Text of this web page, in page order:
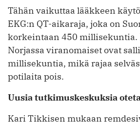
Tähän vaikuttaa lääkkeen
EKG:n QT-aikaraja, joka on
korkeintaan 450
Norjassa viranomaiset ovat
millisekuntia, mikä rajaa
potilaita pois.
Uusia tutkimuskeskuksia
Kari Tikkisen mukaan